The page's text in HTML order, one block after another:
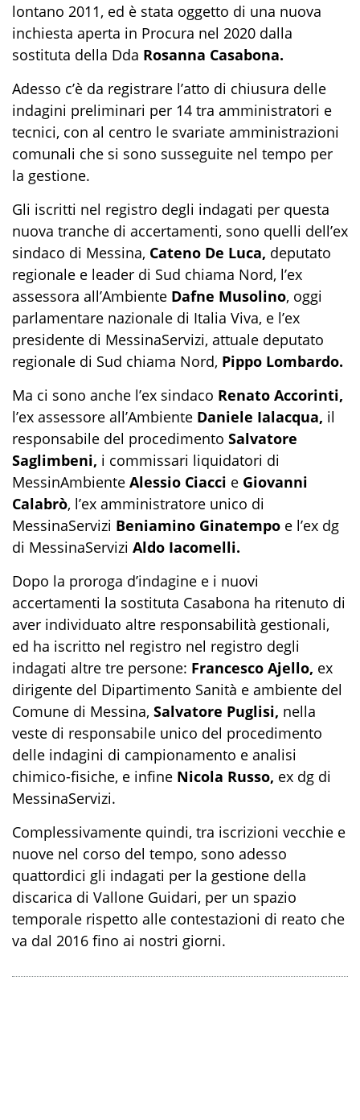
lontano 2011, ed è stata oggetto di una nuova
inchiesta aperta in Procura nel 2020 dalla
sostituta della Dda Rosanna Casabona.
Adesso c’è da registrare l’atto di chiusura delle
indagini preliminari per 14 tra amministratori e
tecnici, con al centro le svariate amministrazioni
comunali che si sono susseguite nel tempo per
la gestione.
Gli iscritti nel registro degli indagati per questa
nuova tranche di accertamenti, sono quelli dell’ex
sindaco di Messina, Cateno De Luca, deputato
regionale e leader di Sud chiama Nord, l’ex
assessora all’Ambiente Dafne Musolino, oggi
parlamentare nazionale di Italia Viva, e l’ex
presidente di MessinaServizi, attuale deputato
regionale di Sud chiama Nord, Pippo Lombardo.
Ma ci sono anche l’ex sindaco Renato Accorinti,
l’ex assessore all’Ambiente Daniele Ialacqua, il
responsabile del procedimento Salvatore
Saglimbeni, i commissari liquidatori di
MessinAmbiente Alessio Ciacci e Giovanni
Calabrò, l’ex amministratore unico di
MessinaServizi Beniamino Ginatempo e l’ex dg
di MessinaServizi Aldo Iacomelli.
Dopo la proroga d’indagine e i nuovi
accertamenti la sostituta Casabona ha ritenuto di
aver individuato altre responsabilità gestionali,
ed ha iscritto nel registro nel registro degli
indagati altre tre persone: Francesco Ajello, ex
dirigente del Dipartimento Sanità e ambiente del
Comune di Messina, Salvatore Puglisi, nella
veste di responsabile unico del procedimento
delle indagini di campionamento e analisi
chimico-fisiche, e infine Nicola Russo, ex dg di
MessinaServizi.
Complessivamente quindi, tra iscrizioni vecchie e
nuove nel corso del tempo, sono adesso
quattordici gli indagati per la gestione della
discarica di Vallone Guidari, per un spazio
temporale rispetto alle contestazioni di reato che
va dal 2016 fino ai nostri giorni.